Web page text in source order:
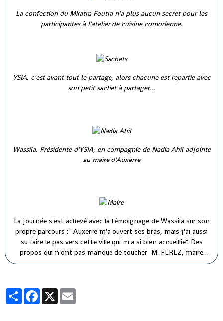
La confection du Mkatra Foutra n'a plus aucun secret pour les
participantes à l'atelier de cuisine comorienne.
YSIA, c'est avant tout le partage, alors chacune est repartie avec
son petit sachet à partager...
Wassila, Présidente d'YSIA, en compagnie de Nadia Ahil adjointe
au maire d'Auxerre
La journée s'est achevé avec la témoignage de Wassila sur son
propre parcours : "Auxerre m'a ouvert ses bras, mais j'ai aussi
su faire le pas vers cette ville qui m'a si bien accueillie". Des
propos qui n'ont pas manqué de toucher M. FEREZ, maire
d'Auxerre ( à droite) et M. PARIS, premier adjoint au maire (à
PartagerFacebook
X